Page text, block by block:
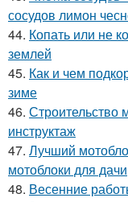
сосудов лимон
44. Копать или не
землей
45. Как и чем
зиме
46. Строительство
инструктаж
47. Лучший
мотоблоки для дачи
48. Весенние